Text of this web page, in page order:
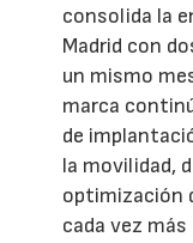
consolida la
Madrid con
un mismo
marca
de
la movilidad,
optimización
cada vez